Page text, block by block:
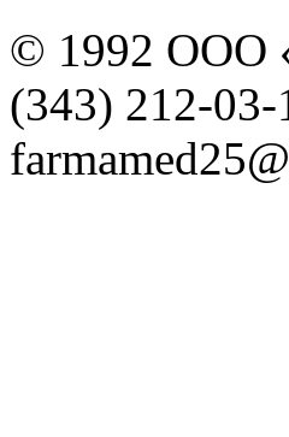
© 1992
(343) 212-